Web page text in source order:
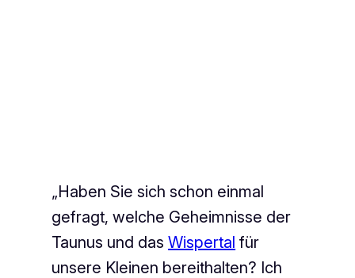
„Haben Sie sich schon einmal
gefragt, welche Geheimnisse der
Taunus und dasWispertal für
unsere Kleinen bereithalten? Ich